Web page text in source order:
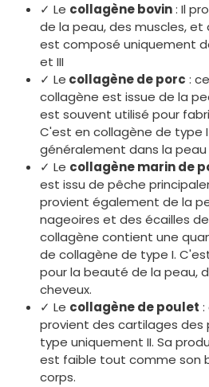
✓ Le collagène bovin: Il
de la peau, des muscles, et
est composé uniquement
et III
✓ Le collagène de porc :
collagène est issue de la
est souvent utilisé pour
C'est en collagène de type
généralement dans la peau
✓ Le collagène marin de
est issu de pêche
provient également de la
nageoires et des écailles
collagène contient une
de collagène de type I.
pour la beauté de la peau,
cheveux.
✓ Le collagène de poulet :
provient des cartilages des
type uniquement II. Sa
est faible tout comme son
corps.